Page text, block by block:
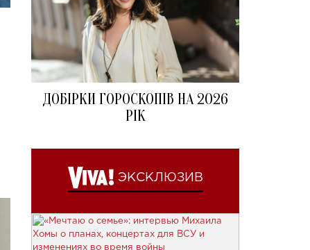
ДОБІРКИ ГОРОСКОПІВ НА 2026
РІК
ЭКСКЛЮЗИВ